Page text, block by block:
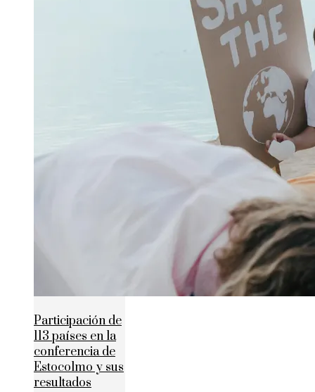
Participación de
113 países en la
conferencia de
Estocolmo y sus
resultados